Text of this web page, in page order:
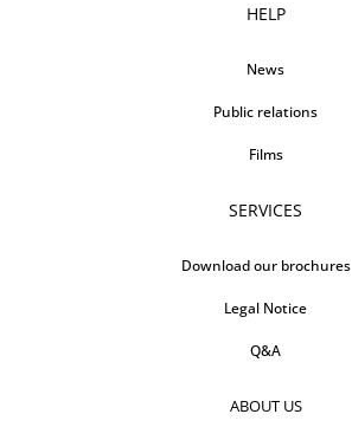
HELP
News
Public relations
Films
SERVICES
Download our brochures
Legal Notice
Q&A
ABOUT US